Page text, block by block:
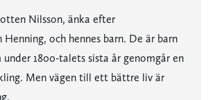
Nilsson, änka efter
Henning, och hennes barn. De är barn
under 1800-talets sista år genomgår en
Men vägen till ett bättre liv är